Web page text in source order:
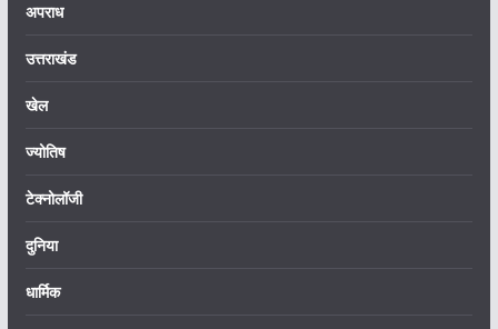
अपराध
उत्तराखंड
खेल
ज्योतिष
टेक्नोलॉजी
दुनिया
धार्मिक